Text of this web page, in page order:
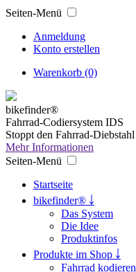
Seiten-Menü
Anmeldung
Konto erstellen
Warenkorb (0)
bikefinder®
Fahrrad-Codiersystem IDS
Stoppt den Fahrrad-Diebstahl
Mehr Informationen
Seiten-Menü
Startseite
bikefinder® ￬
Das System
Die Idee
Produktinfos
Produkte im Shop ￬
Fahrrad kodieren